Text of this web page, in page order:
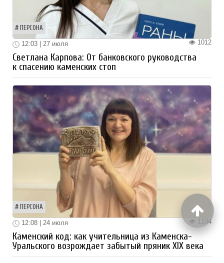
ПЕРСОНА
1012
12:03 | 27 июля
Светлана Карпова: От банковского руководства
к спасению каменских стоп
ПЕРСОНА
1104
12:08 | 24 июля
Каменский код: как учительница из Каменска-
Уральского возрождает забытый пряник XIX века